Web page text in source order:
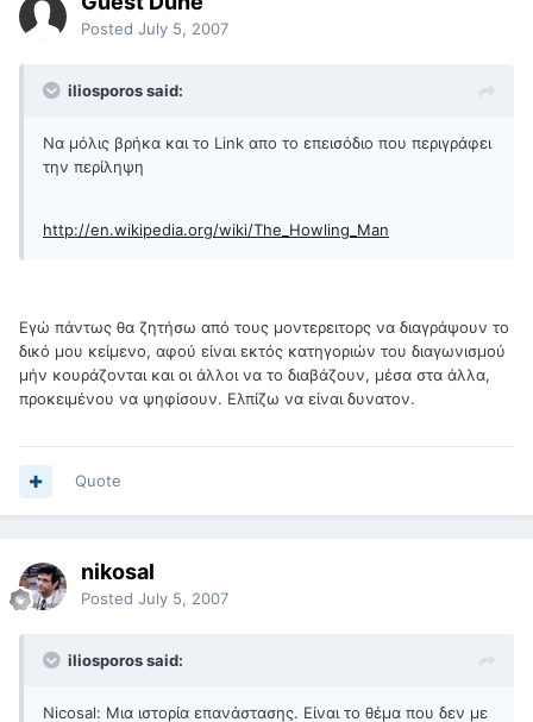
Posted July 5, 2007
iliosporos said:
Να μόλις βρήκα και το Link απο το επεισόδιο που περιγράφει
την περίληψη
http://en.wikipedia.org/wiki/The_Howling_Man
Εγώ πάντως θα ζητήσω από τους μοντερειτορς να διαγράψουν το
δικό μου κείμενο, αφού είναι εκτός κατηγοριών του διαγωνισμού
μήν κουράζονται και οι άλλοι να το διαβάζουν, μέσα στα άλλα,
προκειμένου να ψηφίσουν. Ελπίζω να είναι δυνατον.
Quote
nikosal
Posted July 5, 2007
iliosporos said:
Nicosal: Μια ιστορία επανάστασης. Είναι το θέμα που δεν με